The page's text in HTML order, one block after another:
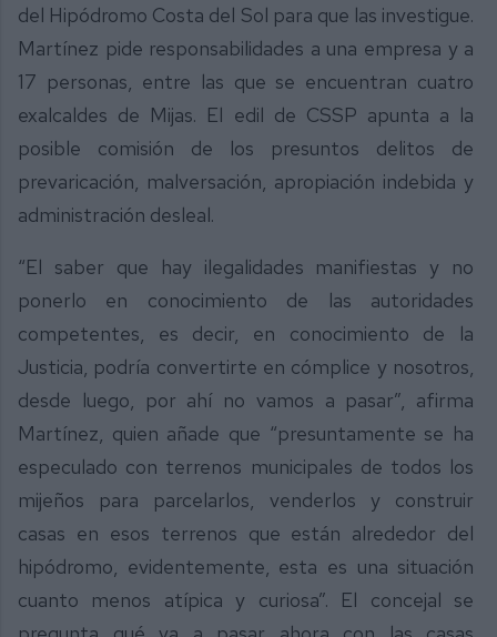
del Hipódromo Costa del Sol para que las investigue.
Martínez pide responsabilidades a una empresa y a
17 personas, entre las que se encuentran cuatro
exalcaldes de Mijas. El edil de CSSP apunta a la
posible comisión de los presuntos delitos de
prevaricación, malversación, apropiación indebida y
administración desleal.
“El saber que hay ilegalidades manifiestas y no
ponerlo en conocimiento de las autoridades
competentes, es decir, en conocimiento de la
Justicia, podría convertirte en cómplice y nosotros,
desde luego, por ahí no vamos a pasar”, afirma
Martínez, quien añade que “presuntamente se ha
especulado con terrenos municipales de todos los
mijeños para parcelarlos, venderlos y construir
casas en esos terrenos que están alrededor del
hipódromo, evidentemente, esta es una situación
cuanto menos atípica y curiosa”. El concejal se